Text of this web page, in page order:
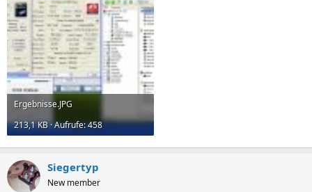
Ergebnisse.JPG
213,1 KB · Aufrufe: 458
Siegertyp
New member